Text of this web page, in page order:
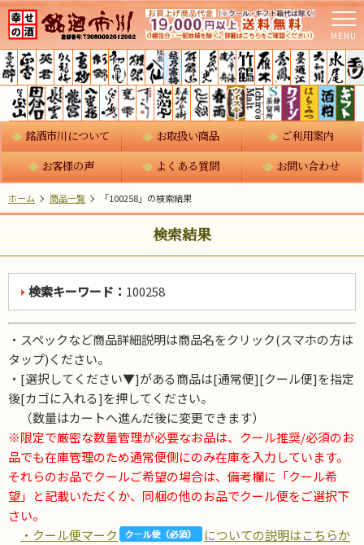
MENU
銘酒市川について お取扱い商品
ご利用案内
お客様の声
よくある質問 お問い合わせ
ホーム 商品一覧 「100258」の検索結果
検索結果
検索キーワード： 100258
・スペックなど商品詳細説明は商品名をクリック(スマホの方は
タップ)ください。
・[選択してください▼]がある商品は[通常便][クール便]を指定
後[カゴに入れる]を押してください。
（数量はカートへ進んだ後に変更できます）
※限定で厳密な数量管理が必要なお品は、クール推奨/必須のお
品でも在庫管理のため通常便側にのみ在庫を入力しています。
それらのお品でクールご希望の場合は、備考欄に「クール希
望」と記載いただくか、同梱の他のお品でクール便をご選択下
さい。
・クール便マーク
についての説明はこちらか